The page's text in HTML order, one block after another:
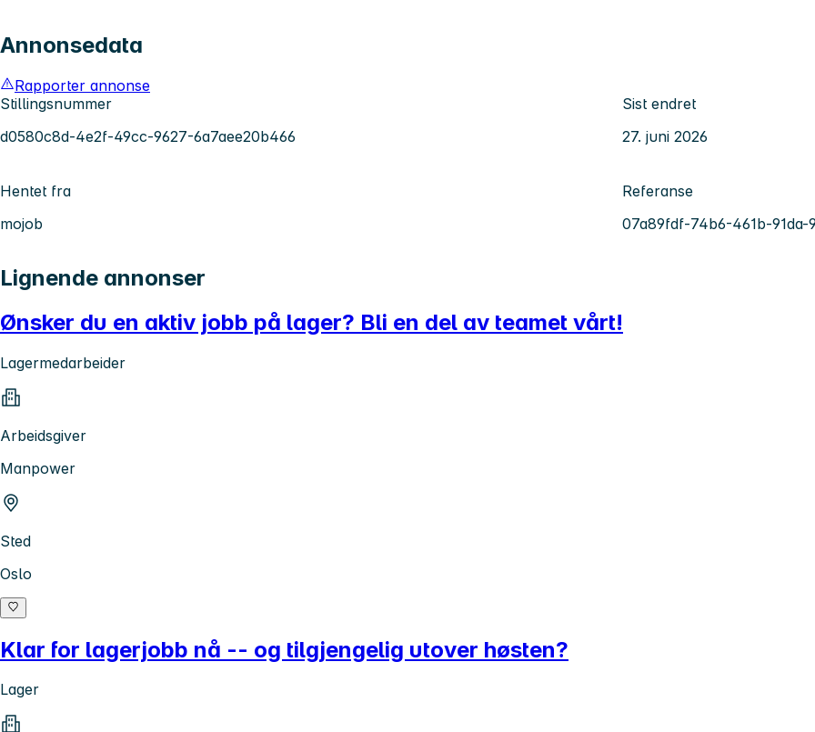
Annonsedata
Rapporter annonse
Stillingsnummer
d0580c8d-4e2f-49cc-9627-6a7aee20b466
Sist endret
27. juni 2026
Hentet fra
mojob
Referanse
07a89fdf-74b6-461b-91da-
Lignende annonser
Ønsker du en aktiv jobb på lager? Bli en del av teamet vårt!
Lagermedarbeider
Arbeidsgiver
Manpower
Sted
Oslo
Klar for lagerjobb nå -- og tilgjengelig utover høsten?
Lager